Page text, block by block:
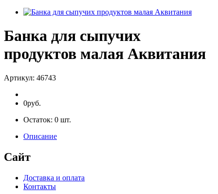
Банка для сыпучих
продуктов малая Аквитания
Артикул: 46743
0руб.
Остаток: 0 шт.
Описание
Сайт
Доставка и оплата
Контакты